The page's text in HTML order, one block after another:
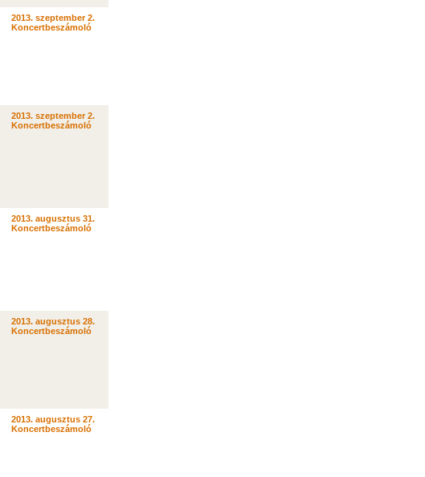
2013. szeptember 2.
Koncertbeszámoló
2013. szeptember 2.
Koncertbeszámoló
2013. augusztus 31.
Koncertbeszámoló
2013. augusztus 28.
Koncertbeszámoló
2013. augusztus 27.
Koncertbeszámoló